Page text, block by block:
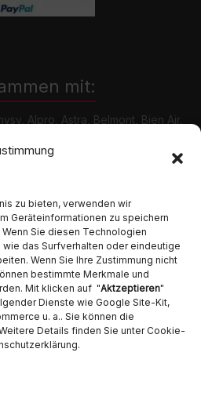
zu bieten, verwenden wir
Geräteinformationen zu speichern
Sie diesen Technologien
wie das Surfverhalten oder eindeutige
Wenn Sie Ihre Zustimmung nicht
bestimmte Merkmale und
Mit klicken auf "Aktzeptieren"
Dienste wie Google Site-Kit,
u. a.. Sie können die
Details finden Sie unter Cookie-
mit:
Alpro, Astra, Belmont, Bien Air,
Euronda, Faro, Gcomm, KaVo,
Metasys, MK-Dent, NSK, Ophardt
TKD, Velopex, u.v.m